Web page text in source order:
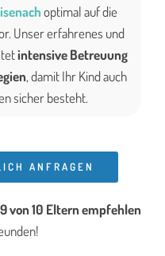
optimal auf die
Unser erfahrenes und
intensive Betreuung
, damit Ihr Kind auch
sicher besteht.
ANFRAGEN
9 von 10 Elternempfehlen